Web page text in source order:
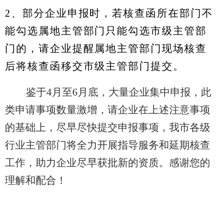
2、部分企业申报时，若核查函所在部门不
能勾选属地主管部门只能勾选市级主管部
门的，请企业提醒属地主管部门现场核查
后将核查函移交市级主管部门提交。
鉴于4月至6月底，大量企业集中申报，此
类申请事项数量激增，请企业在上述注意事项
的基础上，尽早尽快提交申报事项，我市各级
行业主管部门将全力开展指导服务和延期核查
工作，助力企业尽早获批新的资质。感谢您的
理解和配合！